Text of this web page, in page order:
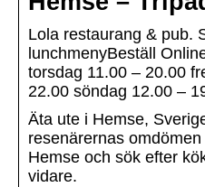
Lola restaurang & pub.
lunchmenyBeställ
torsdag 11.00 – 20.00
22.00 söndag 12.00 –
Äta ute i Hemse,
resenärernas
Hemse och sök efter
vidare.